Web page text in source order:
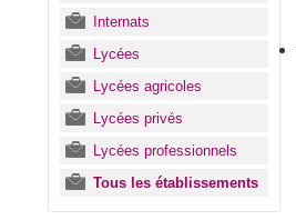
Internats
Lycées
Lycées agricoles
Lycées privés
Lycées professionnels
Tous les établissements